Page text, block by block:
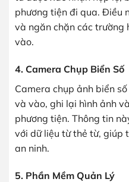
phương tiện đi qua. Điều
và ngăn chặn các trường
vào.
4. Camera Chụp Biển Số
Camera chụp ảnh biển
và vào, ghi lại hình ảnh
phương tiện. Thông tin
với dữ liệu từ thẻ từ, giúp
an ninh.
5. Phần Mềm Quản Lý